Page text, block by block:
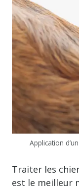
Application
Traiter les
est le meilleur